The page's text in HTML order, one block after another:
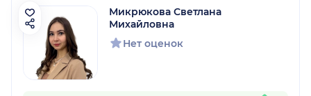
Микрюкова Светлана
Михайловна
Нет оценок